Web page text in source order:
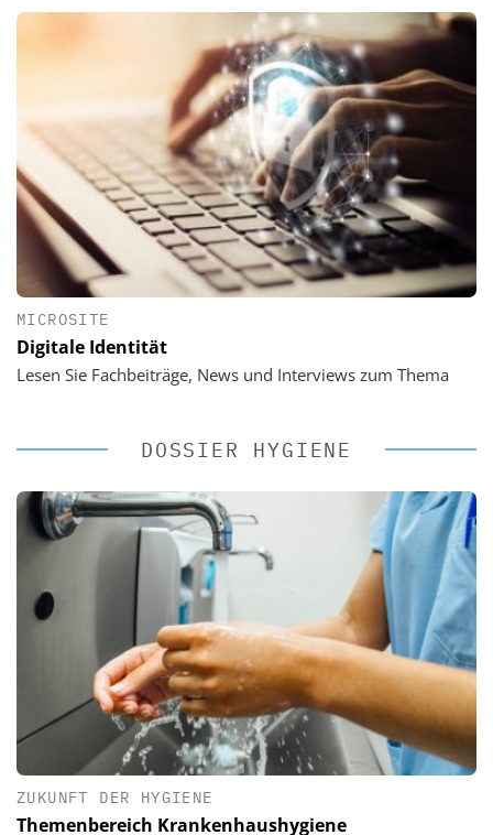
MICROSITE
Digitale Identität
Lesen Sie Fachbeiträge, News und Interviews zum Thema
DOSSIER HYGIENE
ZUKUNFT DER HYGIENE
Themenbereich Krankenhaushygiene